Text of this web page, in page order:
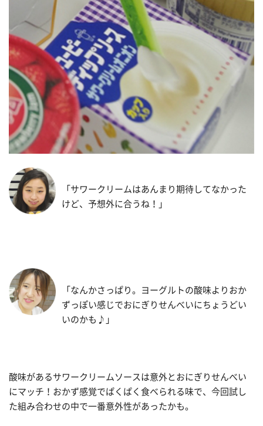
「サワークリームはあんまり期待してなかった
けど、予想外に合うね！」
「なんかさっぱり。ヨーグルトの酸味よりおか
ずっぽい感じでおにぎりせんべいにちょうどい
いのかも♪」
酸味があるサワークリームソースは意外とおにぎりせんべい
にマッチ！おかず感覚でぱくぱく食べられる味で、今回試し
た組み合わせの中で一番意外性があったかも。